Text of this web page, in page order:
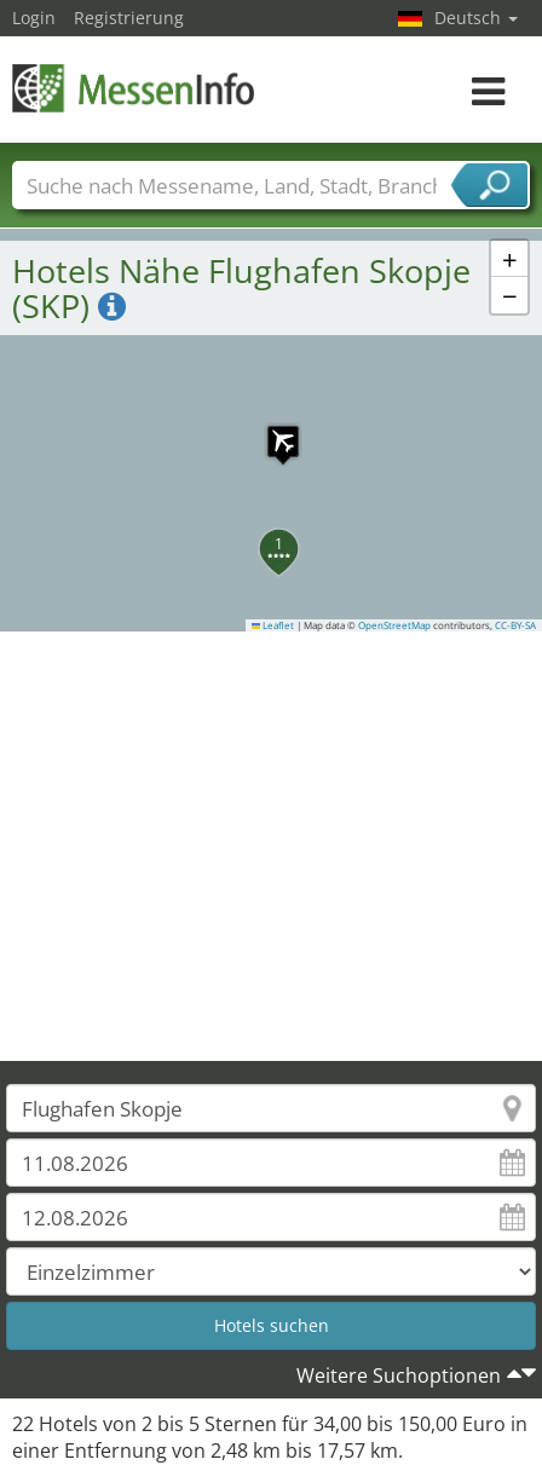
1
+
−
Leaflet | Map data © OpenStreetMap contributors, CC-BY-SA
Hotels Nähe Flughafen Skopje
(SKP)
Weitere Suchoptionen
22 Hotels von 2 bis 5 Sternen für 34,00 bis 150,00 Euro in
einer Entfernung von 2,48 km bis 17,57 km.
Login Registrierung Deutsch
Toggle
Messenamen Länder Städte
Branchen
Dienstleisterbranchen